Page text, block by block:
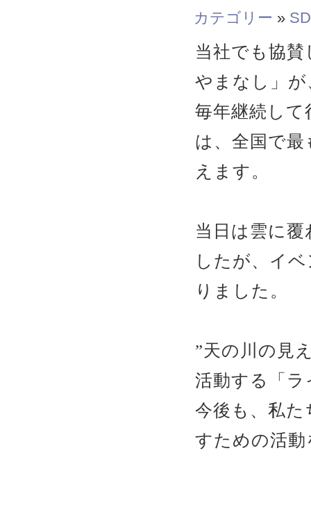
カテゴリー »
当社でも協
やまなし」
毎年継続し
は、全国で
えます。
当日は雲に
したが、イ
りました。
”天の川の見
活動する「
今後も、私
すための活